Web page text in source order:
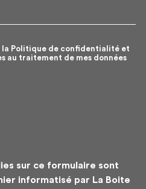
la Politique de confidentialité et
au traitement de mes données
sur ce formulaire sont
informatisé par La Boite